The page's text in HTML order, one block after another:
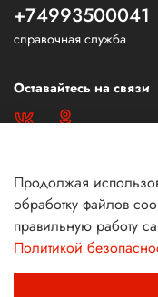
+74993500041
справочная служба
Оставайтесь на связи
Продолжая
обработку файлов
правильную работу
Политикой